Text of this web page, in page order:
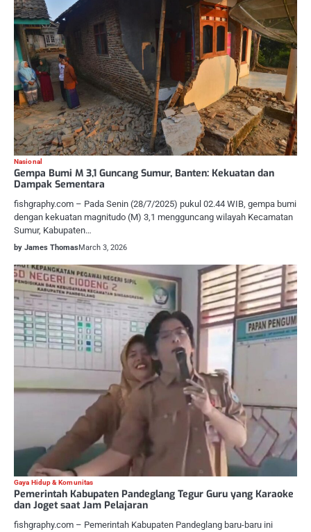
Nasional
Gempa Bumi M 3,1 Guncang Sumur, Banten: Kekuatan dan
Dampak Sementara
fishgraphy.com – Pada Senin (28/7/2025) pukul 02.44 WIB, gempa bumi
dengan kekuatan magnitudo (M) 3,1 mengguncang wilayah Kecamatan
Sumur, Kabupaten…
by James ThomasMarch 3, 2026
Gaya Hidup & Komunitas
Pemerintah Kabupaten Pandeglang Tegur Guru yang Karaoke
dan Joget saat Jam Pelajaran
fishgraphy.com – Pemerintah Kabupaten Pandeglang baru-baru ini